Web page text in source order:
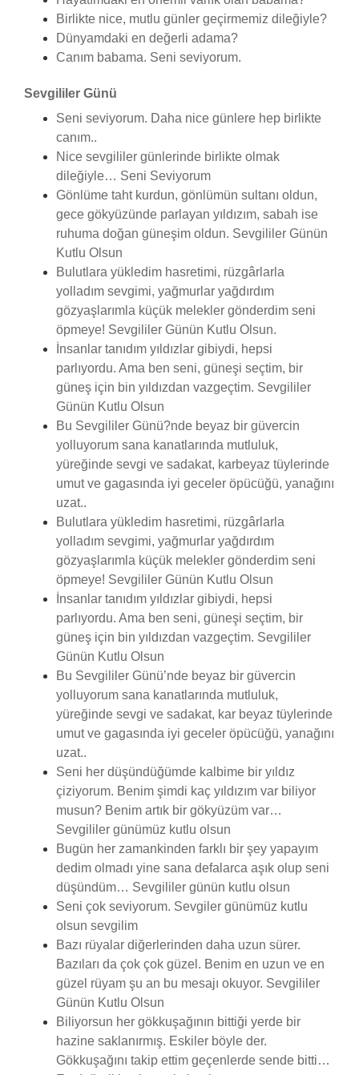
Birlikte nice, mutlu günler geçirmemiz dileğiyle?
Dünyamdaki en değerli adama?
Canım babama. Seni seviyorum.
Sevgililer Günü
Seni seviyorum. Daha nice günlere hep birlikte
canım..
Nice sevgililer günlerinde birlikte olmak
dileğiyle… Seni Seviyorum
Gönlüme taht kurdun, gönlümün sultanı oldun,
gece gökyüzünde parlayan yıldızım, sabah ise
ruhuma doğan güneşim oldun. Sevgililer Günün
Kutlu Olsun
Bulutlara yükledim hasretimi, rüzgârlarla
yolladım sevgimi, yağmurlar yağdırdım
gözyaşlarımla küçük melekler gönderdim seni
öpmeye! Sevgililer Günün Kutlu Olsun.
İnsanlar tanıdım yıldızlar gibiydi, hepsi
parlıyordu. Ama ben seni, güneşi seçtim, bir
güneş için bin yıldızdan vazgeçtim. Sevgililer
Günün Kutlu Olsun
Bu Sevgililer Günü?nde beyaz bir güvercin
yolluyorum sana kanatlarında mutluluk,
yüreğinde sevgi ve sadakat, karbeyaz tüylerinde
umut ve gagasında iyi geceler öpücüğü, yanağını
uzat..
Bulutlara yükledim hasretimi, rüzgârlarla
yolladım sevgimi, yağmurlar yağdırdım
gözyaşlarımla küçük melekler gönderdim seni
öpmeye! Sevgililer Günün Kutlu Olsun
İnsanlar tanıdım yıldızlar gibiydi, hepsi
parlıyordu. Ama ben seni, güneşi seçtim, bir
güneş için bin yıldızdan vazgeçtim. Sevgililer
Günün Kutlu Olsun
Bu Sevgililer Günü’nde beyaz bir güvercin
yolluyorum sana kanatlarında mutluluk,
yüreğinde sevgi ve sadakat, kar beyaz tüylerinde
umut ve gagasında iyi geceler öpücüğü, yanağını
uzat..
Seni her düşündüğümde kalbime bir yıldız
çiziyorum. Benim şimdi kaç yıldızım var biliyor
musun? Benim artık bir gökyüzüm var…
Sevgililer günümüz kutlu olsun
Bugün her zamankinden farklı bir şey yapayım
dedim olmadı yine sana defalarca aşık olup seni
düşündüm… Sevgililer günün kutlu olsun
Seni çok seviyorum. Sevgiler günümüz kutlu
olsun sevgilim
Bazı rüyalar diğerlerinden daha uzun sürer.
Bazıları da çok çok güzel. Benim en uzun ve en
güzel rüyam şu an bu mesajı okuyor. Sevgililer
Günün Kutlu Olsun
Biliyorsun her gökkuşağının bittiği yerde bir
hazine saklanırmış. Eskiler böyle der.
Gökkuşağını takip ettim geçenlerde sende bitti…